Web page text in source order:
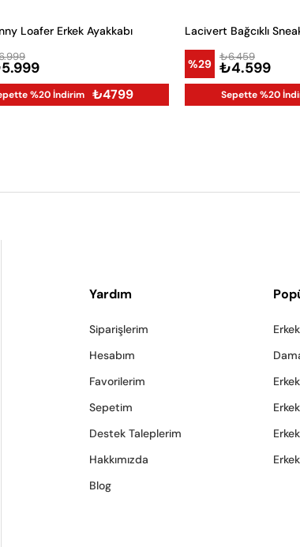
Loafer Erkek Ayakkabı
%20 İndirim ₺4799
Lacivert Bağcıklı
%29 ₺4.599
₺6.459
Sepette %20
Yardım
Siparişlerim
Hesabım
Favorilerim
Sepetim
Destek Taleplerim
Hakkımızda
Blog